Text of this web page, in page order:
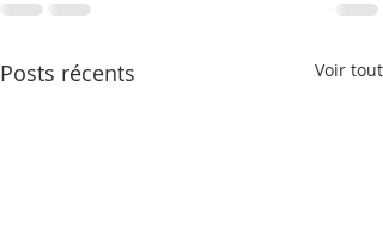
Posts récents Voir tout